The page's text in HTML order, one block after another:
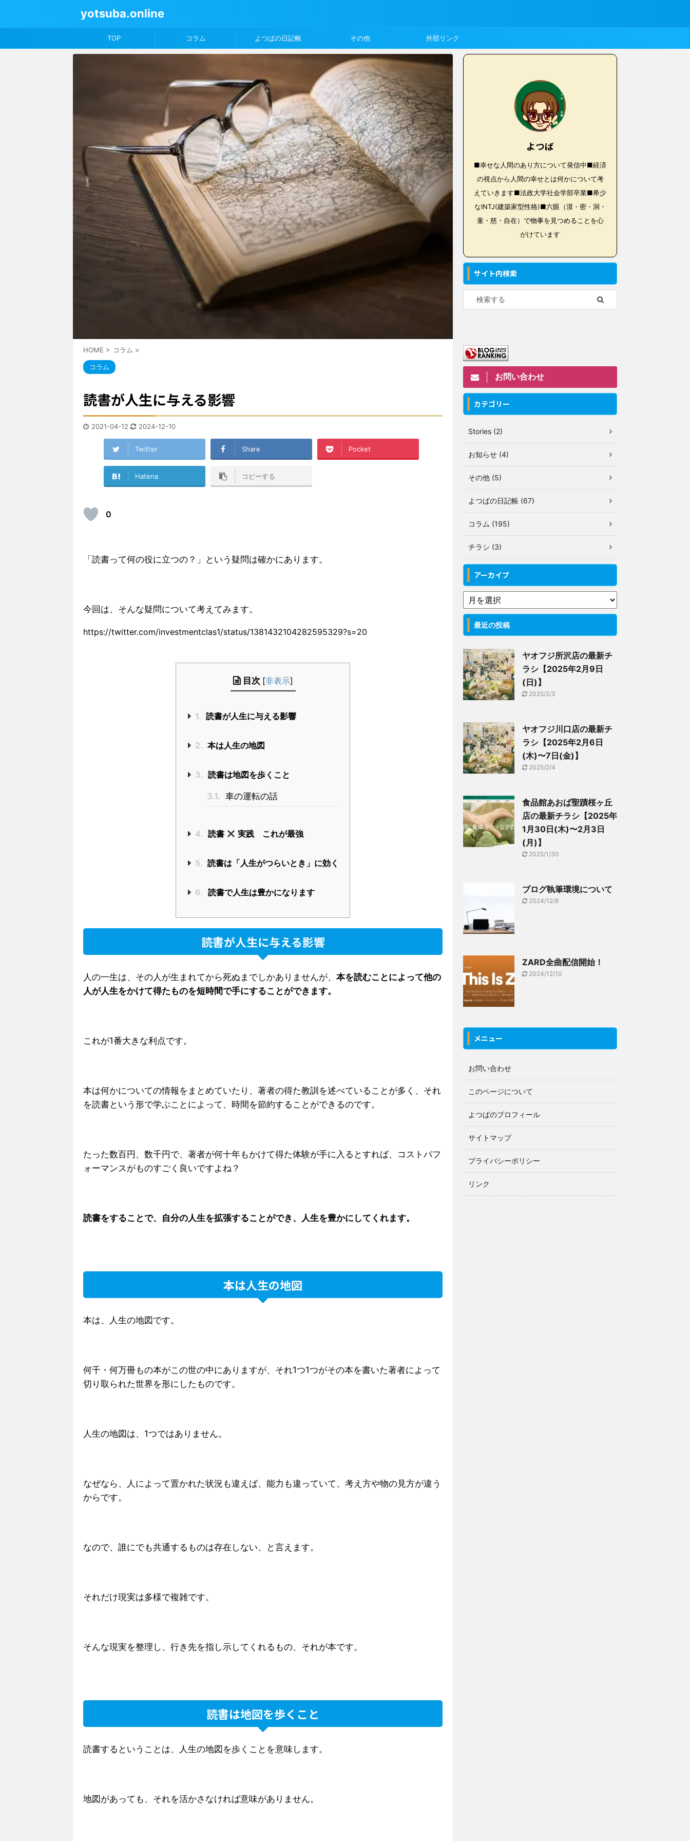
yotsuba.online
TOP コラム よつばの日記帳 その他 外部リンク
HOME > コラム >
コラム
読書が人生に与える影響
2021-04-12 2024-12-10
Twitter Share Pocket
Hatena コピーする
0
「読書って何の役に立つの？」という疑問は確かにあります。
今回は、そんな疑問について考えてみます。
https://twitter.com/investmentclas1/status/1381432104282595329?s=20
目次 [非表示]
1. 読書が人生に与える影響
2. 本は人生の地図
3. 読書は地図を歩くこと
3.1. 車の運転の話
4. 読書 実践 これが最強
5. 読書は「人生がつらいとき」に効く
6. 読書で人生は豊かになります
読書が人生に与える影響
人の一生は、その人が生まれてから死ぬまでしかありませんが、 本を読むことによって他の
人が人生をかけて得たものを短時間で手にすることができます。
これが1番大きな利点です。
本は何かについての情報をまとめていたり、著者の得た教訓を述べていることが多く、それ
を読書という形で学ぶことによって、時間を節約することができるのです。
たった数百円、数千円で、著者が何十年もかけて得た体験が手に入るとすれば、コストパフ
ォーマンスがものすごく良いですよね？
読書をすることで、自分の人生を拡張することができ、人生を豊かにしてくれます。
本は人生の地図
本は、人生の地図です。
何千・何万冊もの本がこの世の中にありますが、それ1つ1つがその本を書いた著者によって
切り取られた世界を形にしたものです。
人生の地図は、1つではありません。
なぜなら、人によって置かれた状況も違えば、能力も違っていて、考え方や物の見方が違う
からです。
なので、誰にでも共通するものは存在しない、と言えます。
それだけ現実は多様で複雑です。
そんな現実を整理し、行き先を指し示してくれるもの、それが本です。
読書は地図を歩くこと
読書するということは、人生の地図を歩くことを意味します。
地図があっても、それを活かさなければ意味がありません。
よつば
■幸せな人間のあり方について発信中■経済
の視点から人間の幸せとは何かについて考
えていきます■法政大学社会学部卒業■希少
なINTJ(建築家型性格)■六眼（漠・密・洞・
童・慈・自在）で物事を見つめることを心
がけています
サイト内検索
お問い合わせ
カテゴリー
Stories (2)
お知らせ (4)
その他 (5)
よつばの日記帳 (67)
コラム (195)
チラシ (3)
アーカイブ
最近の投稿
ヤオフジ所沢店の最新チ
ラシ【2025年2月9日
(日)】
2025/2/3
ヤオフジ川口店の最新チ
ラシ【2025年2月6日
(木)〜7日(金)】
2025/2/4
食品館あおば聖蹟桜ヶ丘
店の最新チラシ【2025年
1月30日(木)〜2月3日
(月)】
2025/1/30
ブログ執筆環境について
2024/12/8
ZARD全曲配信開始！
2024/12/10
メニュー
お問い合わせ
このページについて
よつばのプロフィール
サイトマップ
プライバシーポリシー
リンク